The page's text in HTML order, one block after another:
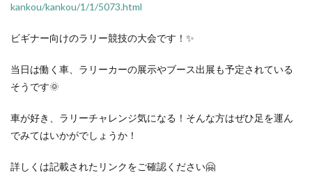
kankou/kankou/1/1/5073.html
ビギナー向けのラリー競技の大会です！✨
当日は働く車、ラリーカーの展示やブース出展も予定されている
そうです🌞
車が好き、ラリーチャレンジ気になる！そんな方はぜひ足を運ん
でみてはいかがでしょうか！
詳しくは記載されたリンクをご確認ください🤗